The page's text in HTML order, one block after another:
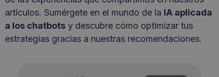
artículos. Sumérgete en el mundo de la IA aplicada
a los chatbots y descubre cómo optimizar tus
estrategias gracias a nuestras recomendaciones.